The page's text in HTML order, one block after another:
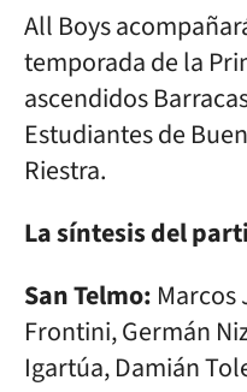
All Boys
temporada de la
ascendidos
Estudiantes de
Riestra.
La síntesis del
San Telmo: Marcos
Frontini, Germán
Igartúa, Damián